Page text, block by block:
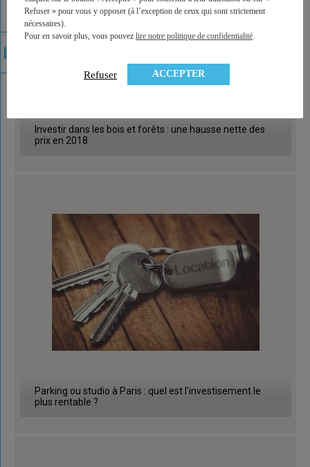
Investir dans les bois et forêts : une hausse nette des
prix en 2018
Parking ou studio à Paris : quel est l'investisement le
plus rentable ?
Refuser » pour vous y opposer (à l’exception de ceux qui sont strictement
nécessaires).
Pour en savoir plus, vous pouvez lire notre politique de confidentialité.
Refuser ACCEPTER